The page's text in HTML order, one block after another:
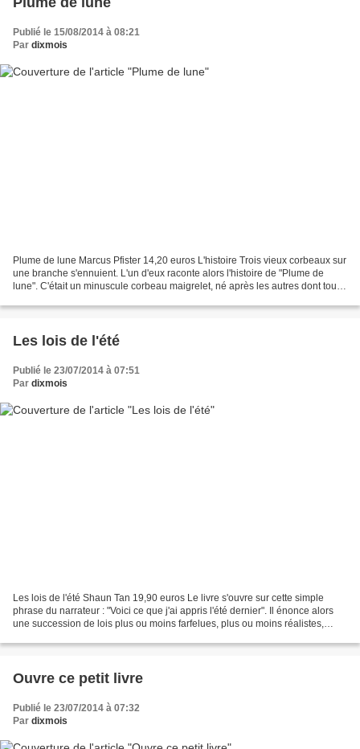
Publié le 15/08/2014 à 08:21
Par dixmois
Plume de lune Marcus Pfister 14,20 euros L'histoire Trois vieux corbeaux sur
une branche s'ennuient. L'un d'eux raconte alors l'histoire de "Plume de
lune". C'était un minuscule corbeau maigrelet, né après les autres dont tout
Les lois de l'été
Publié le 23/07/2014 à 07:51
Par dixmois
Les lois de l'été Shaun Tan 19,90 euros Le livre s'ouvre sur cette simple
phrase du narrateur : "Voici ce que j'ai appris l'été dernier". Il énonce alors
une succession de lois plus ou moins farfelues, plus ou moins réalistes,
Ouvre ce petit livre
Publié le 23/07/2014 à 07:32
Par dixmois